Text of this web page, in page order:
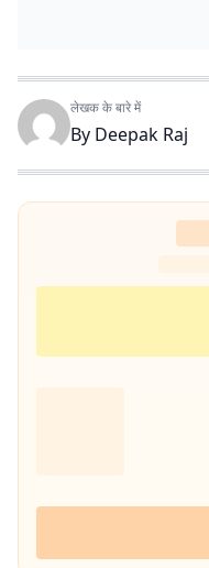
लेखक के बारे में
By Deepak Raj